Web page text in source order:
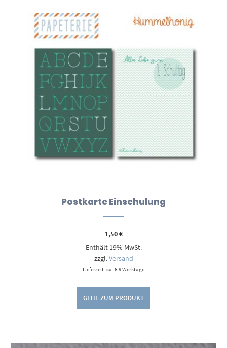
Postkarte Einschulung
1,50€
Enthält 19% MwSt.
zzgl.Versand
Lieferzeit: ca. 6-9 Werktage
GEHE ZUM PRODUKT